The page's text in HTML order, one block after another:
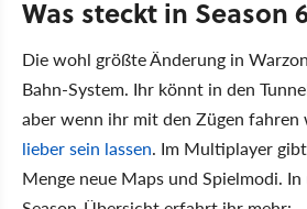
Was steckt in Season
Die wohl größte Änderung in
Bahn-System. Ihr könnt in den
aber wenn ihr mit den Zügen fahren
lieber sein lassen. Im Multiplayer
Menge neue Maps und Spielmodi.